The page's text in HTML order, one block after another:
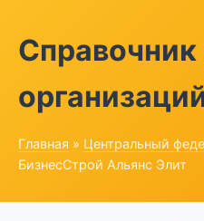
Главная » Центральный
БизнесСтрой Альянс Элит